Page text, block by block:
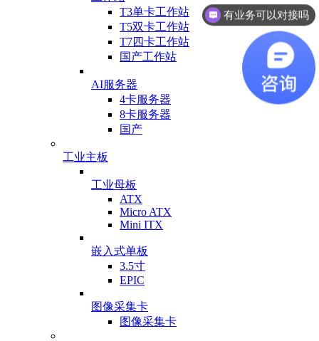
T3单卡工作站
T5双卡工作站
T7四卡工作站
国产工作站
AI服务器
4卡服务器
8卡服务器
国产
工业主板
工业母板
ATX
Micro ATX
Mini ITX
嵌入式单板
3.5寸
EPIC
图像采集卡
图像采集卡
有业务可以对接吗